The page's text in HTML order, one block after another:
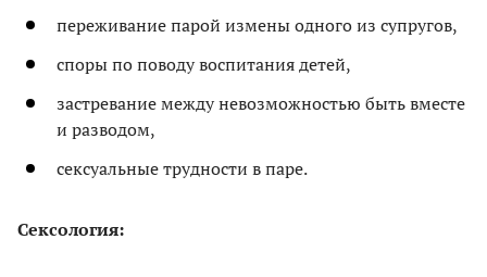
переживание парой измены одного из супругов,
споры по поводу воспитания детей,
застревание между невозможностью быть вместе
и разводом,
сексуальные трудности в паре.
Сексология: